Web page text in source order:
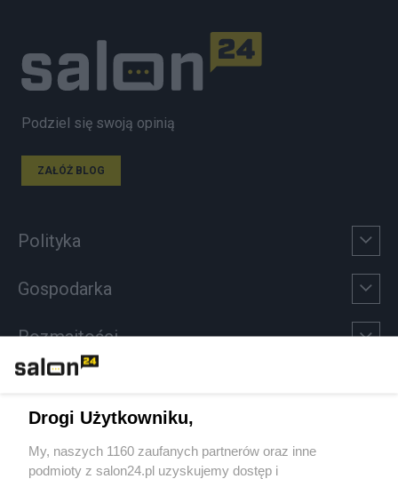
Podziel się swoją opinią
ZAŁÓŻ BLOG
Polityka
Gospodarka
Rozmaitości
Sport
Drogi Użytkowniku,
My, naszych 1160 zaufanych partnerów oraz inne
podmioty z salon24.pl uzyskujemy dostęp i